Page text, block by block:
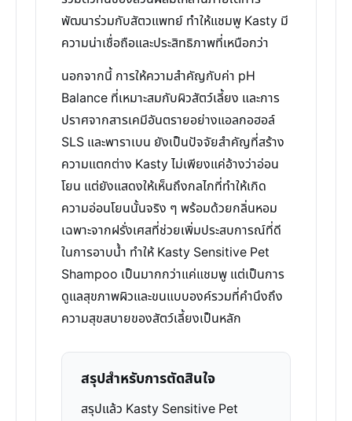
พัฒนาร่วมกับสัตวแพทย์ ทำให้แชมพู Kasty มี
ความน่าเชื่อถือและประสิทธิภาพที่เหนือกว่า
นอกจากนี้ การให้ความสำคัญกับค่า pH
Balance ที่เหมาะสมกับผิวสัตว์เลี้ยง และการ
ปราศจากสารเคมีอันตรายอย่างแอลกอฮอล์
SLS และพาราเบน ยังเป็นปัจจัยสำคัญที่สร้าง
ความแตกต่าง Kasty ไม่เพียงแค่อ้างว่าอ่อน
โยน แต่ยังแสดงให้เห็นถึงกลไกที่ทำให้เกิด
ความอ่อนโยนนั้นจริง ๆ พร้อมด้วยกลิ่นหอม
เฉพาะจากฝรั่งเศสที่ช่วยเพิ่มประสบการณ์ที่ดี
ในการอาบน้ำ ทำให้ Kasty Sensitive Pet
Shampoo เป็นมากกว่าแค่แชมพู แต่เป็นการ
ดูแลสุขภาพผิวและขนแบบองค์รวมที่คำนึงถึง
ความสุขสบายของสัตว์เลี้ยงเป็นหลัก
สรุปสำหรับการตัดสินใจ
สรุปแล้ว Kasty Sensitive Pet